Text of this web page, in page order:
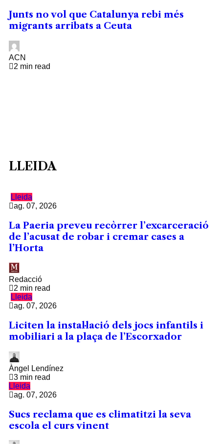
Junts no vol que Catalunya rebi més
migrants arribats a Ceuta
ACN
2 min read
LLEIDA
Lleida
ag. 07, 2026
La Paeria preveu recòrrer l’excarceració
de l’acusat de robar i cremar cases a
l’Horta
Redacció
2 min read
Lleida
ag. 07, 2026
Liciten la instal·lació dels jocs infantils i
mobiliari a la plaça de l’Escorxador
Àngel Lendínez
3 min read
Lleida
ag. 07, 2026
Sucs reclama que es climatitzi la seva
escola el curs vinent